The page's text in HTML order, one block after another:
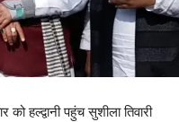
हल्द्वानी पहुंच सुशीला तिवारी